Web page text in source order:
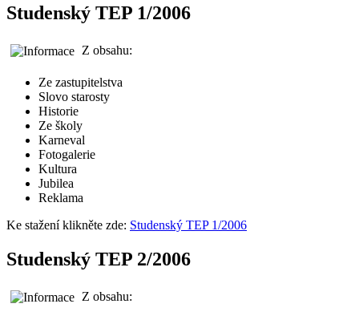
Studenský TEP 1/2006
Z obsahu:
Ze zastupitelstva
Slovo starosty
Historie
Ze školy
Karneval
Fotogalerie
Kultura
Jubilea
Reklama
Ke stažení klikněte zde: Studenský TEP 1/2006
Studenský TEP 2/2006
Z obsahu: